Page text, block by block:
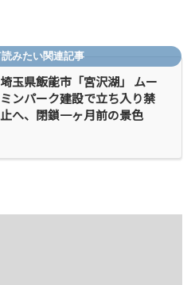
埼玉県飯能市「宮沢湖」 ムー
ミンパーク建設で立ち入り禁
止へ、閉鎖一ヶ月前の景色